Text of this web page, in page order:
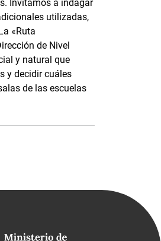
Invitamos a indagar
utilizadas,
«Ruta
de Nivel
y natural que
y decidir cuáles
de las escuelas